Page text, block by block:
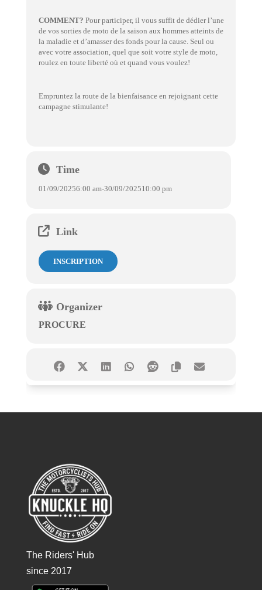
COMMENT? Pour participer, il vous suffit de dédier l’une
de vos sorties de moto de la saison aux hommes atteints de
la maladie et d’amasser des fonds pour la cause. Seul ou
avec votre association, quel que soit votre style de moto,
roulez en toute liberté où et quand vous voulez!
Empruntez la route de la bienfaisance en rejoignant cette
campagne stimulante!
Time
01/09/20256:00 am-30/09/202510:00 pm
Link
INSCRIPTION
Organizer
PROCURE
The Riders' Hub
since 2017